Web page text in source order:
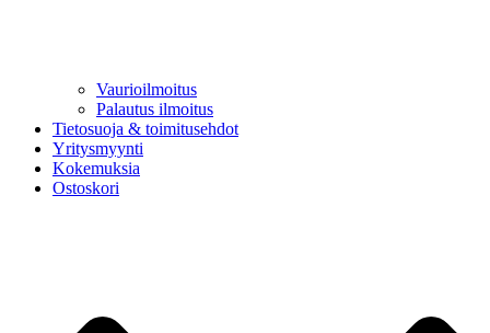
Vaurioilmoitus
Palautus ilmoitus
Tietosuoja & toimitusehdot
Yritysmyynti
Kokemuksia
Ostoskori